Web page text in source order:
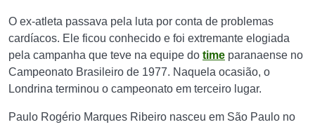
O ex-atleta passava pela luta por conta de problemas
cardíacos. Ele ficou conhecido e foi extremante elogiada
pela campanha que teve na equipe do time paranaense no
Campeonato Brasileiro de 1977. Naquela ocasião, o
Londrina terminou o campeonato em terceiro lugar.
Paulo Rogério Marques Ribeiro nasceu em São Paulo no